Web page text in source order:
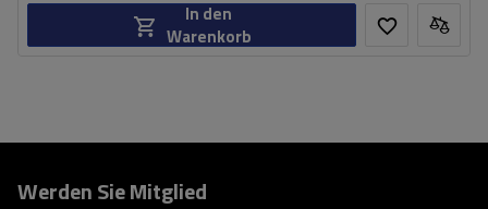
In den
Warenkorb
Werden Sie Mitglied